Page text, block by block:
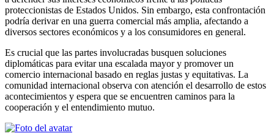
proteccionistas de Estados Unidos. Sin embargo, esta confrontación
podría derivar en una guerra comercial más amplia, afectando a
diversos sectores económicos y a los consumidores en general.​
Es crucial que las partes involucradas busquen soluciones
diplomáticas para evitar una escalada mayor y promover un
comercio internacional basado en reglas justas y equitativas. La
comunidad internacional observa con atención el desarrollo de estos
acontecimientos y espera que se encuentren caminos para la
cooperación y el entendimiento mutuo.